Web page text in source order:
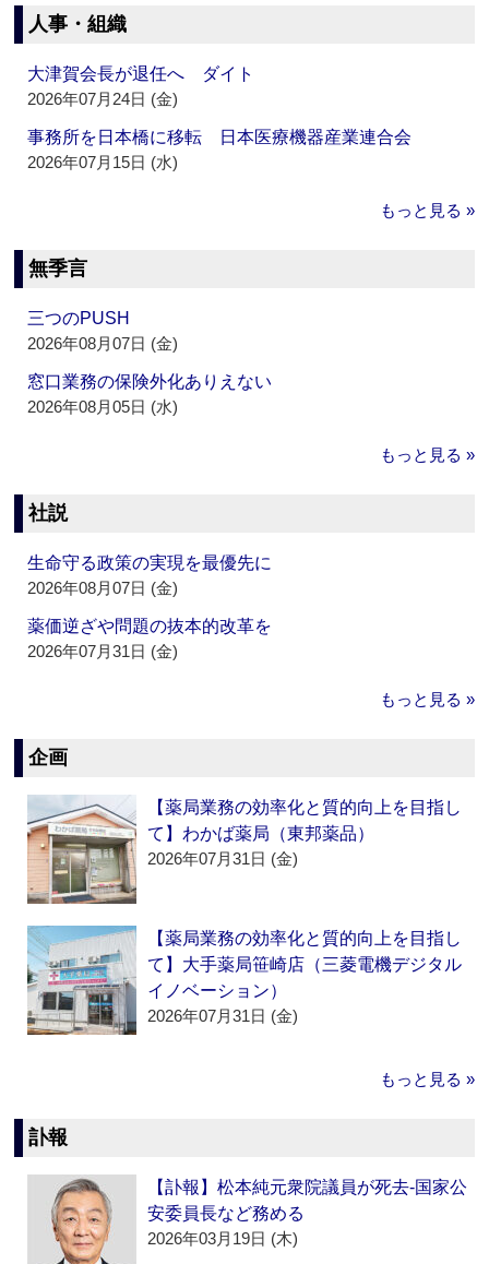
人事・組織
大津賀会長が退任へ ダイト
2026年07月24日 (金)
事務所を日本橋に移転 日本医療機器産業連合会
2026年07月15日 (水)
もっと見る »
無季言
三つのPUSH
2026年08月07日 (金)
窓口業務の保険外化ありえない
2026年08月05日 (水)
もっと見る »
社説
生命守る政策の実現を最優先に
2026年08月07日 (金)
薬価逆ざや問題の抜本的改革を
2026年07月31日 (金)
もっと見る »
企画
【薬局業務の効率化と質的向上を目指し
て】わかば薬局（東邦薬品）
2026年07月31日 (金)
【薬局業務の効率化と質的向上を目指し
て】大手薬局笹崎店（三菱電機デジタル
イノベーション）
2026年07月31日 (金)
もっと見る »
訃報
【訃報】松本純元衆院議員が死去‐国家公
安委員長など務める
2026年03月19日 (木)